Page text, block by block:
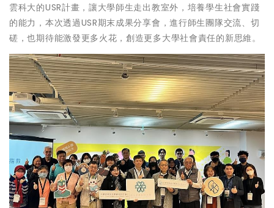
雲科大的USR計畫，讓大學師生走出教室外，培養學生社會實踐
的能力，本次透過USR期末成果分享會，進行師生團隊交流、切
磋，也期待能激發更多火花，創造更多大學社會責任的新思維。